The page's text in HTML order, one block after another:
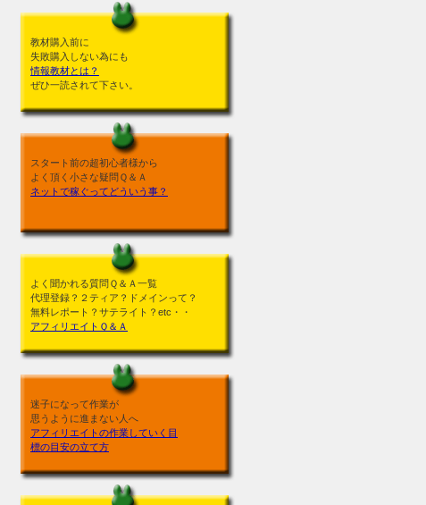
教材購入前に
失敗購入しない為にも
情報教材とは？
ぜひ一読されて下さい。
スタート前の超初心者様から
よく頂く小さな疑問Ｑ＆Ａ
ネットで稼ぐってどういう事？
よく聞かれる質問Ｑ＆Ａ一覧
代理登録？２ティア？ドメインって？
無料レポート？サテライト？etc・・
アフィリエイトＱ＆Ａ
迷子になって作業が
思うように進まない人へ
アフィリエイトの作業していく目
標の目安の立て方